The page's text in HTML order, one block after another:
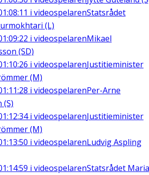
i videospelarenStatsrådet
(L)
i videospelarenMikael
(SD)
i videospelarenJustitieminister
(M)
i videospelarenPer-Arne
(S)
i videospelarenJustitieminister
(M)
i videospelarenLudvig Aspling
i videospelarenStatsrådet Maria